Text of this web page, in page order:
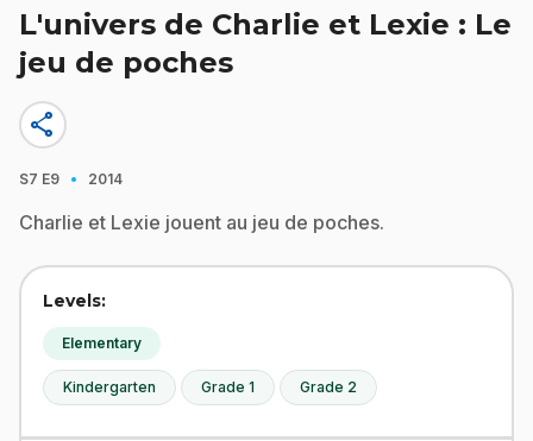
L'univers de Charlie et Lexie : Le
jeu de poches
share
S7 E9 · 2014
Charlie et Lexie jouent au jeu de poches.
Levels:
Elementary
Kindergarten Grade 1 Grade 2